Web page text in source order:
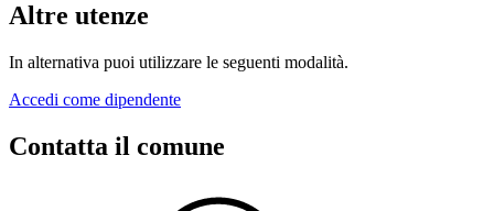
Altre utenze
In alternativa puoi utilizzare le seguenti modalità.
Accedi come dipendente
Contatta il comune